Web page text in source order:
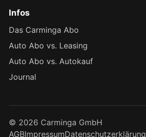
Infos
Das Carminga Abo
Auto Abo vs. Leasing
Auto Abo vs. Autokauf
Journal
© 2026 Carminga GmbH
AGBImpressumDatenschutzerklärung